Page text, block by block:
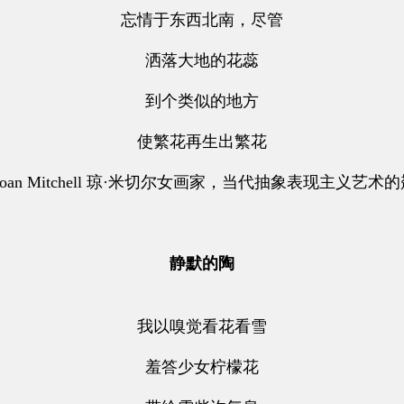
忘情于东西北南，尽管
洒落大地的花蕊
到个类似的地方
使繁花再生出繁花
Mitchell 琼·米切尔女画家，当代抽象表现主义艺术
静默的陶
我以嗅觉看花看雪
羞答少女柠檬花